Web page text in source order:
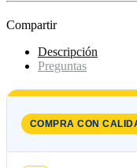
Compartir
Descripción
Preguntas
COMPRA CON